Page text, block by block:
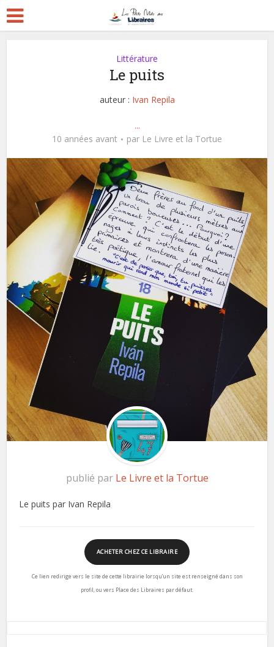
Littérature
Le puits
auteur : Ivan Repila
...
10 années avant
par Le Livre et la Tortue
publié par Le Livre et la Tortue
Le puits par Ivan Repila
ACHETER CHEZ CE LIBRAIRE
Ce lien redirige vers le site de cette librairie lorsqu’un site est renseigné dans son
profil, ou vers Place des Libraires par défaut.